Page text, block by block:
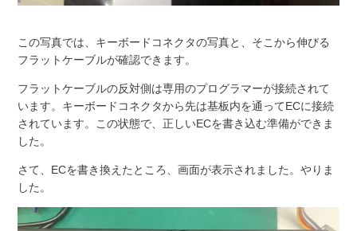
この写真では、キーボードコネクタの写真と、そこから伸びる
フラットケーブルが確認できます。
フラットケーブルの反対側は専用のプログラマーが接続されて
います。キーボードコネクタから先は基板内を通ってECに接続
されています。この状態で、正しいECを書き込む準備ができま
した。
さて、ECを書き換えたところ、画面が表示されました。やりま
した。